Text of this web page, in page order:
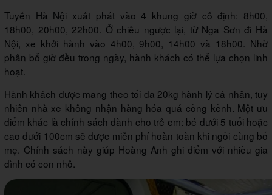
Tuyến Hà Nội xuất phát vào 4 khung giờ cố định: 8h00,
18h00, 20h00, 22h00. Ở chiều ngược lại, từ Nga Sơn đi Hà
Nội, xe khởi hành vào 4h00, 9h00, 14h00 và 18h00. Nhờ
phân bổ giờ đều trong ngày, hành khách có thể lựa chọn linh
hoạt.
Hành khách được mang theo tối đa 20kg hành lý cá nhân, tuy
nhiên nhà xe không nhận hàng hóa quá cồng kềnh. Một ưu
điểm khác là chính sách dành cho trẻ em: bé dưới 5 tuổi hoặc
cao dưới 100cm sẽ được miễn phí hoàn toàn khi ngồi cùng bố
mẹ. Chính sách này giúp Hoàng Anh ghi điểm với nhiều gia
đình có con nhỏ.